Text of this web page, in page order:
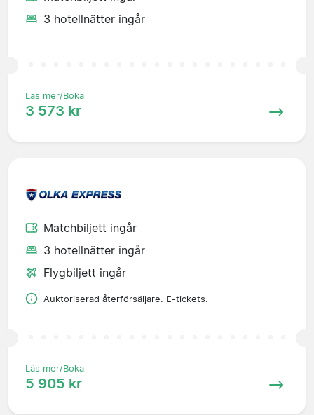
3 hotellnätter ingår
Läs mer/Boka
3 573 kr
Matchbiljett ingår
3 hotellnätter ingår
Flygbiljett ingår
Auktoriserad återförsäljare. E-tickets.
Läs mer/Boka
5 905 kr